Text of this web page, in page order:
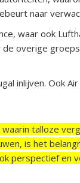
naar
waar ook
de overige
inlijven. Ook
talloze
is het
perspectief en